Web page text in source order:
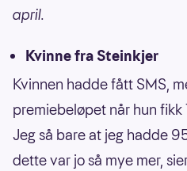
april.
Kvinne fra Steinkjer
Kvinnen hadde fått SMS,
premiebeløpet når hun
Jeg så bare at jeg hadde
dette var jo så mye mer,